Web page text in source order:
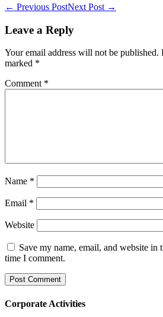
Post
← Previous PostNext Post →
Leave a Reply
Your email address will not be published.
marked *
Comment *
Name *
Email *
Website
Save my name, email, and website in
time I comment.
Corporate Activities